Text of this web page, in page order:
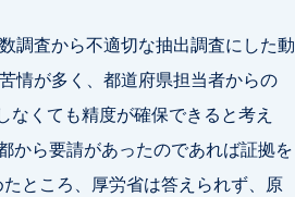
調査から不適切な抽出調査にした動
情が多く、都道府県担当者からの
なくても精度が確保できると考え
から要請があったのであれば証拠を
ところ、厚労省は答えられず、原